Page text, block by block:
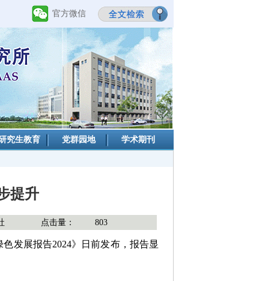
官方微信
究生教育 党群园地 学术期刊
提升
点击量： 803
发展报告2024》日前发布，报告显